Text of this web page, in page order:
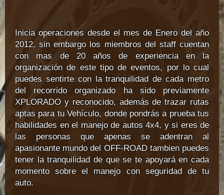
Inicia operaciones desde el mes de Enero del año
2012, sin embargo los miembros del staff cuentan
con mas de 20 años de experiencia en la
organización de este tipo de eventos, por lo cual
puedes sentirte con la tranquilidad de cada metro
del recorrido organizado ha sido previamente
XPLORADO y reconocido, además de trazar rutas
aptas para tu Vehículo, donde pondrás a prueba tus
habilidades en el manejo de autos 4x4, y si eres de
las personas que apenas se adentran al
apasionante mundo del OFF-ROAD tambien puedes
tener la tranquilidad de que se te apoyará en cada
momento sobre el manejo con seguridad de tu
auto.